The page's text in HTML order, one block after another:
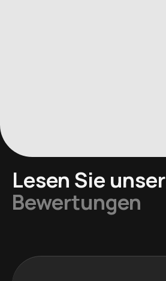
Lesen Sie unser
Bewertungen